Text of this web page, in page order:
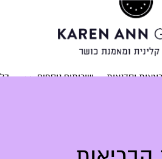
וסדנאות שירותים נוספים